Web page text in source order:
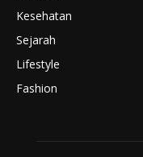
Kesehatan
Sejarah
Lifestyle
Fashion